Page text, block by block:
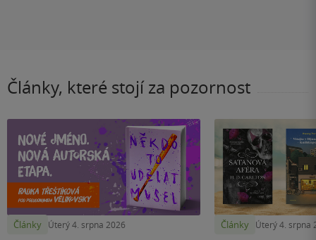
Články, které stojí za pozornost
Články Úterý 4. srpna 2026 Články Úterý 4. srpna